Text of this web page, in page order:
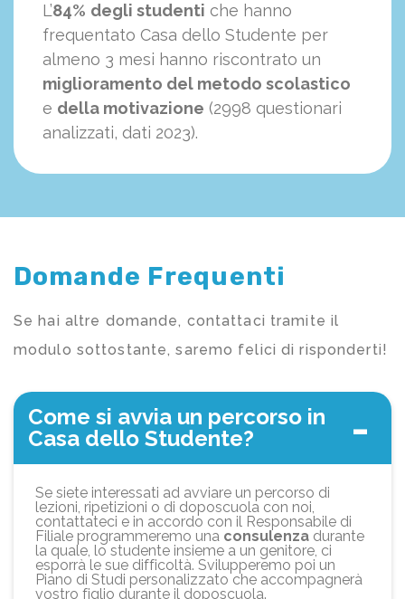
L’84% degli studenti che hanno
frequentato Casa dello Studente per
almeno 3 mesi hanno riscontrato un
miglioramento del metodo scolastico
e della motivazione (2998 questionari
analizzati, dati 2023).
Domande Frequenti
Se hai altre domande, contattaci tramite il
modulo sottostante, saremo felici di risponderti!
Come si avvia un percorso in
Casa dello Studente?
Se siete interessati ad avviare un percorso di
lezioni, ripetizioni o di doposcuola con noi,
contattateci e in accordo con il Responsabile di
Filiale programmeremo una consulenza durante
la quale, lo studente insieme a un genitore, ci
esporrà le sue difficoltà. Svilupperemo poi un
Piano di Studi personalizzato che accompagnerà
vostro figlio durante il doposcuola.